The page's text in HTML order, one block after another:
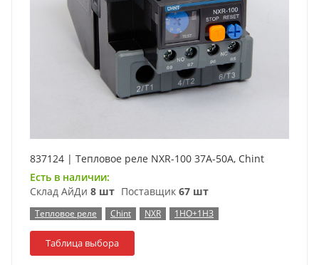
837124 | Тепловое реле NXR-100 37А-50А, Chint
Есть в наличии:
Склад АйДи 8 шт Поставщик 67 шт
Тепловое реле Chint NXR 1НО+1НЗ
Таблица выбора